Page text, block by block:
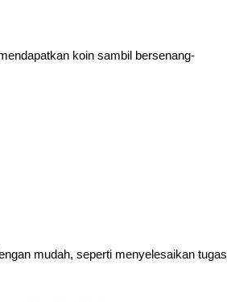
koin sambil bersenang-
mudah, seperti menyelesaikan tugas